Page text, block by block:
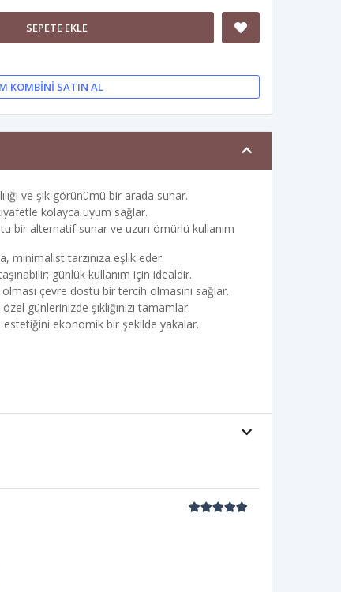
SEPETE EKLE
KOMBINI SATIN AL
ve şık görünümü bir arada sunar.
kolayca uyum sağlar.
bir alternatif sunar ve uzun ömürlü kullanım
minimalist tarzınıza eşlik eder.
günlük kullanım için idealdir.
çevre dostu bir tercih olmasını sağlar.
günlerinizde şıklığınızı tamamlar.
ekonomik bir şekilde yakalar.